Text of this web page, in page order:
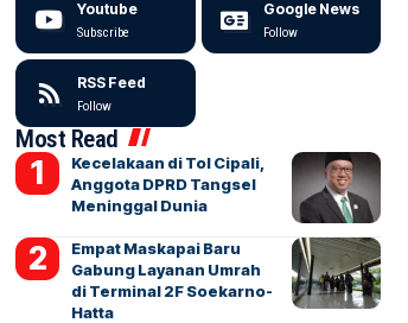
Youtube
Subscribe
Google News
Follow
RSS Feed
Follow
Most Read
Kecelakaan di Tol Cipali,
Anggota DPRD Tangsel
Meninggal Dunia
Empat Maskapai Baru
Gabung Layanan Umrah
di Terminal 2F Soekarno-
Hatta